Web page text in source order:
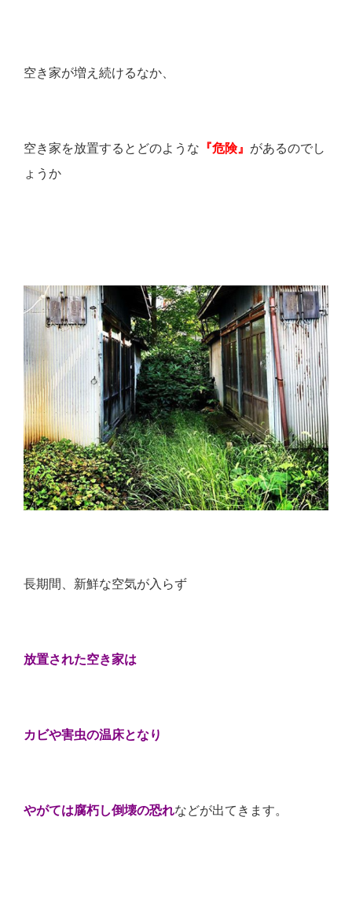
空き家が増え続けるなか、
空き家を放置するとどのような 『危険』 があるのでし
ょうか
長期間、新鮮な空気が入らず
放置された空き家は
カビや害虫の温床となり
やがては腐朽し倒壊の恐れなどが出てきます。